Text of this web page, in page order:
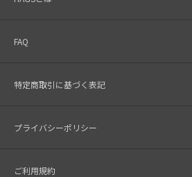
FAQ
特定商取引に基づく表記
プライバシーポリシー
ご利用規約